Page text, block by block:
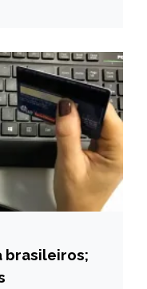
brasileiros;